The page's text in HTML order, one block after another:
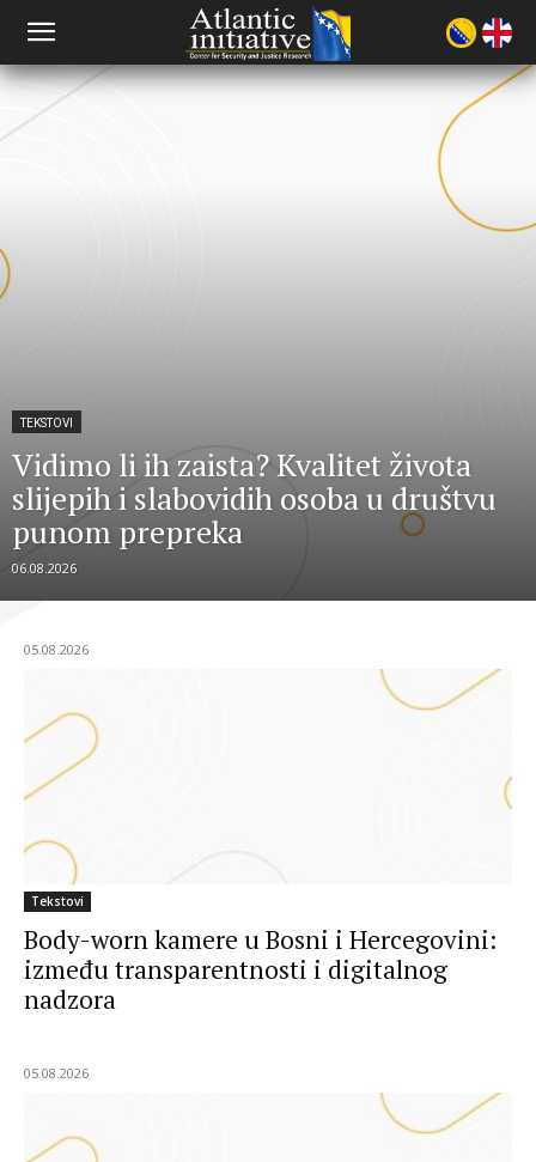
TEKSTOVI
Vidimo li ih zaista? Kvalitet života
slijepih i slabovidih osoba u društvu
punom prepreka
06.08.2026
05.08.2026
Tekstovi
Body-worn kamere u Bosni i Hercegovini:
između transparentnosti i digitalnog
nadzora
05.08.2026